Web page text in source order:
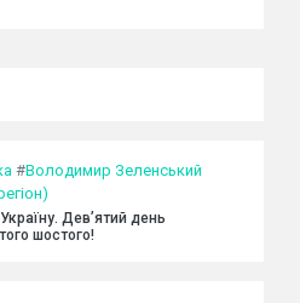
#Володимир Зеленський
Дев’ятий день
шостого!